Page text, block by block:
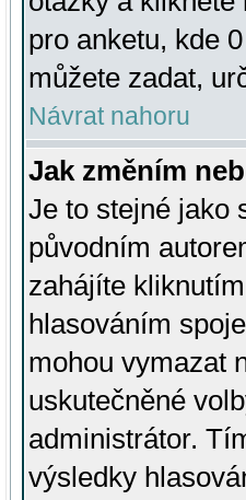
pro anketu, kde
můžete zadat,
Návrat nahoru
Jak změním
Je to stejné jako
původním
zahájíte
hlasováním
mohou vymazat
uskutečněné
administrátor.
výsledky